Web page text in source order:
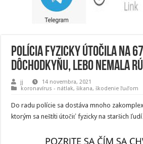
Polícia fyzicky útočila na
dôchodkyňu, lebo nemala
jj
14 novembra, 2021
koronavírus - nátlak, šikana, škodenie ľuďom
Do radu polície sa dostáva mnoho
ktorým sa neštíti útočiť fyzicky na staršich